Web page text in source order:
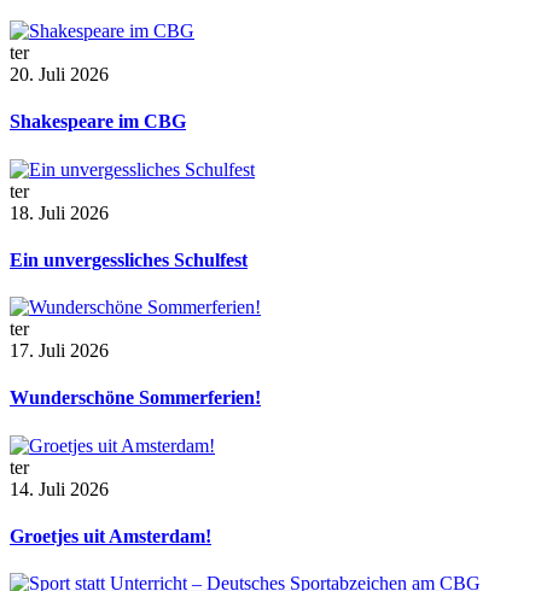
ter
20. Juli 2026
Shakespeare im CBG
ter
18. Juli 2026
Ein unvergessliches Schulfest
ter
17. Juli 2026
Wunderschöne Sommerferien!
ter
14. Juli 2026
Groetjes uit Amsterdam!